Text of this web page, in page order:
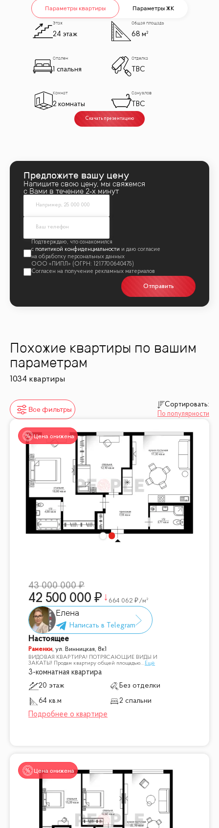
Параметры квартиры Параметры ЖК
Этаж
24 этаж
Общая площадь
68 м²
Спален
1 спальня
Отделка
TBC
Комнат
2 комнаты
Санузлов
TBC
Скачать презентацию
Предложите вашу цену
Напишите свою цену, мы свяжемся
с Вами в течение 2‑х минут
политикой конфиденциальности
Отправить
Похожие квартиры по вашим
параметрам
1034 квартиры
Все фильтры
Сортировать:
По популярности
Цена снижена
43 000 000
42 500 000 664 062 /м²
Елена
Настоящее
Раменки,ул. Винницкая, 8к1
ВИДОВАЯ КВАРТИРА! ПОТРЯСАЮЩИЕ ВИДЫ И
ЗАКАТЫ! Продам квартиру общей площадью... Ещё
3-комнатная квартира
20 этаж
Без отделки
64 кв.м
2 спальни
Цена снижена